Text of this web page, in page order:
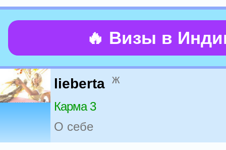
🔥 Визы в
lieberta ж
Карма 3
О себе